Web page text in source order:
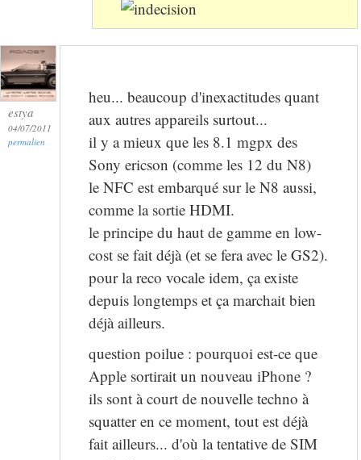
estya
04/07/2011
permalien
heu... beaucoup d'inexactitudes quant
aux autres appareils surtout...
il y a mieux que les 8.1 mgpx des
Sony ericson (comme les 12 du N8)
le NFC est embarqué sur le N8 aussi,
comme la sortie HDMI.
le principe du haut de gamme en low-
cost se fait déjà (et se fera avec le GS2).
pour la reco vocale idem, ça existe
depuis longtemps et ça marchait bien
déjà ailleurs.
question poilue : pourquoi est-ce que
Apple sortirait un nouveau iPhone ?
ils sont à court de nouvelle techno à
squatter en ce moment, tout est déjà
fait ailleurs... d'où la tentative de SIM